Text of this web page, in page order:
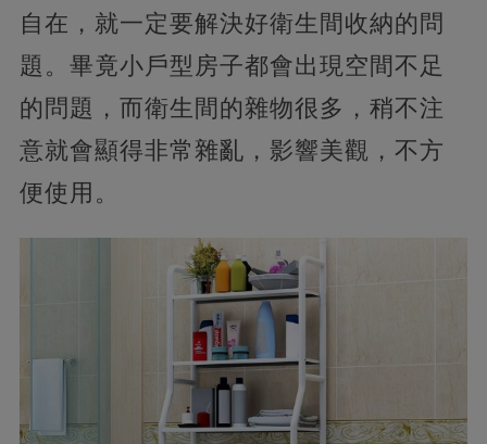
自在，就一定要解決好衛生間收納的問
題。畢竟小戶型房子都會出現空間不足
的問題，而衛生間的雜物很多，稍不注
意就會顯得非常雜亂，影響美觀，不方
便使用。